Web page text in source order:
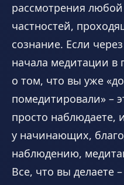
рассмотрения
частностей,
сознание. Если
начала медитации в
о том, что вы уже
помедитировали» –
просто наблюдаете,
у начинающих,
наблюдению,
Все, что вы делаете